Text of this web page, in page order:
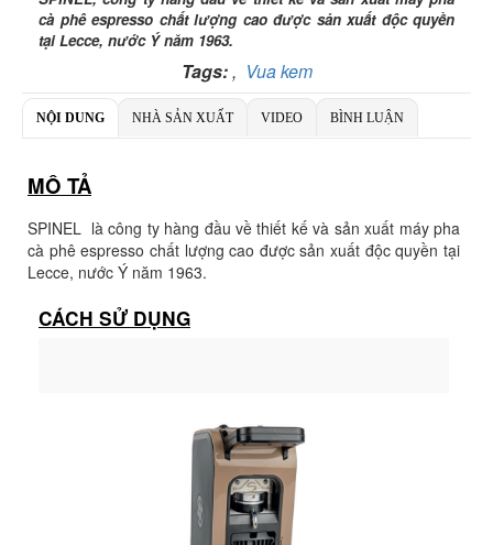
Số TK:
222 899 001
Ngân hàng Ngoại thương Việt Nam
Chi nhánh:
Chi nhánh Vietcombank Hà Nội
Chủ TK:
Nguyễn Văn Tuấn
Số TK:
1986 883 888
cà phê espresso chất lượng cao được sản xuất độc quyền
tại Lecce, nước Ý năm 1963.
Tags:, Vua kem
NỘI DUNG NHÀ SẢN XUẤT VIDEO BÌNH LUẬN
MÔ TẢ
SPINEL là công ty hàng đầu về thiết kế và sản xuất máy pha
cà phê espresso chất lượng cao được sản xuất độc quyền tại
Lecce, nước Ý năm 1963.
CÁCH SỬ DỤNG